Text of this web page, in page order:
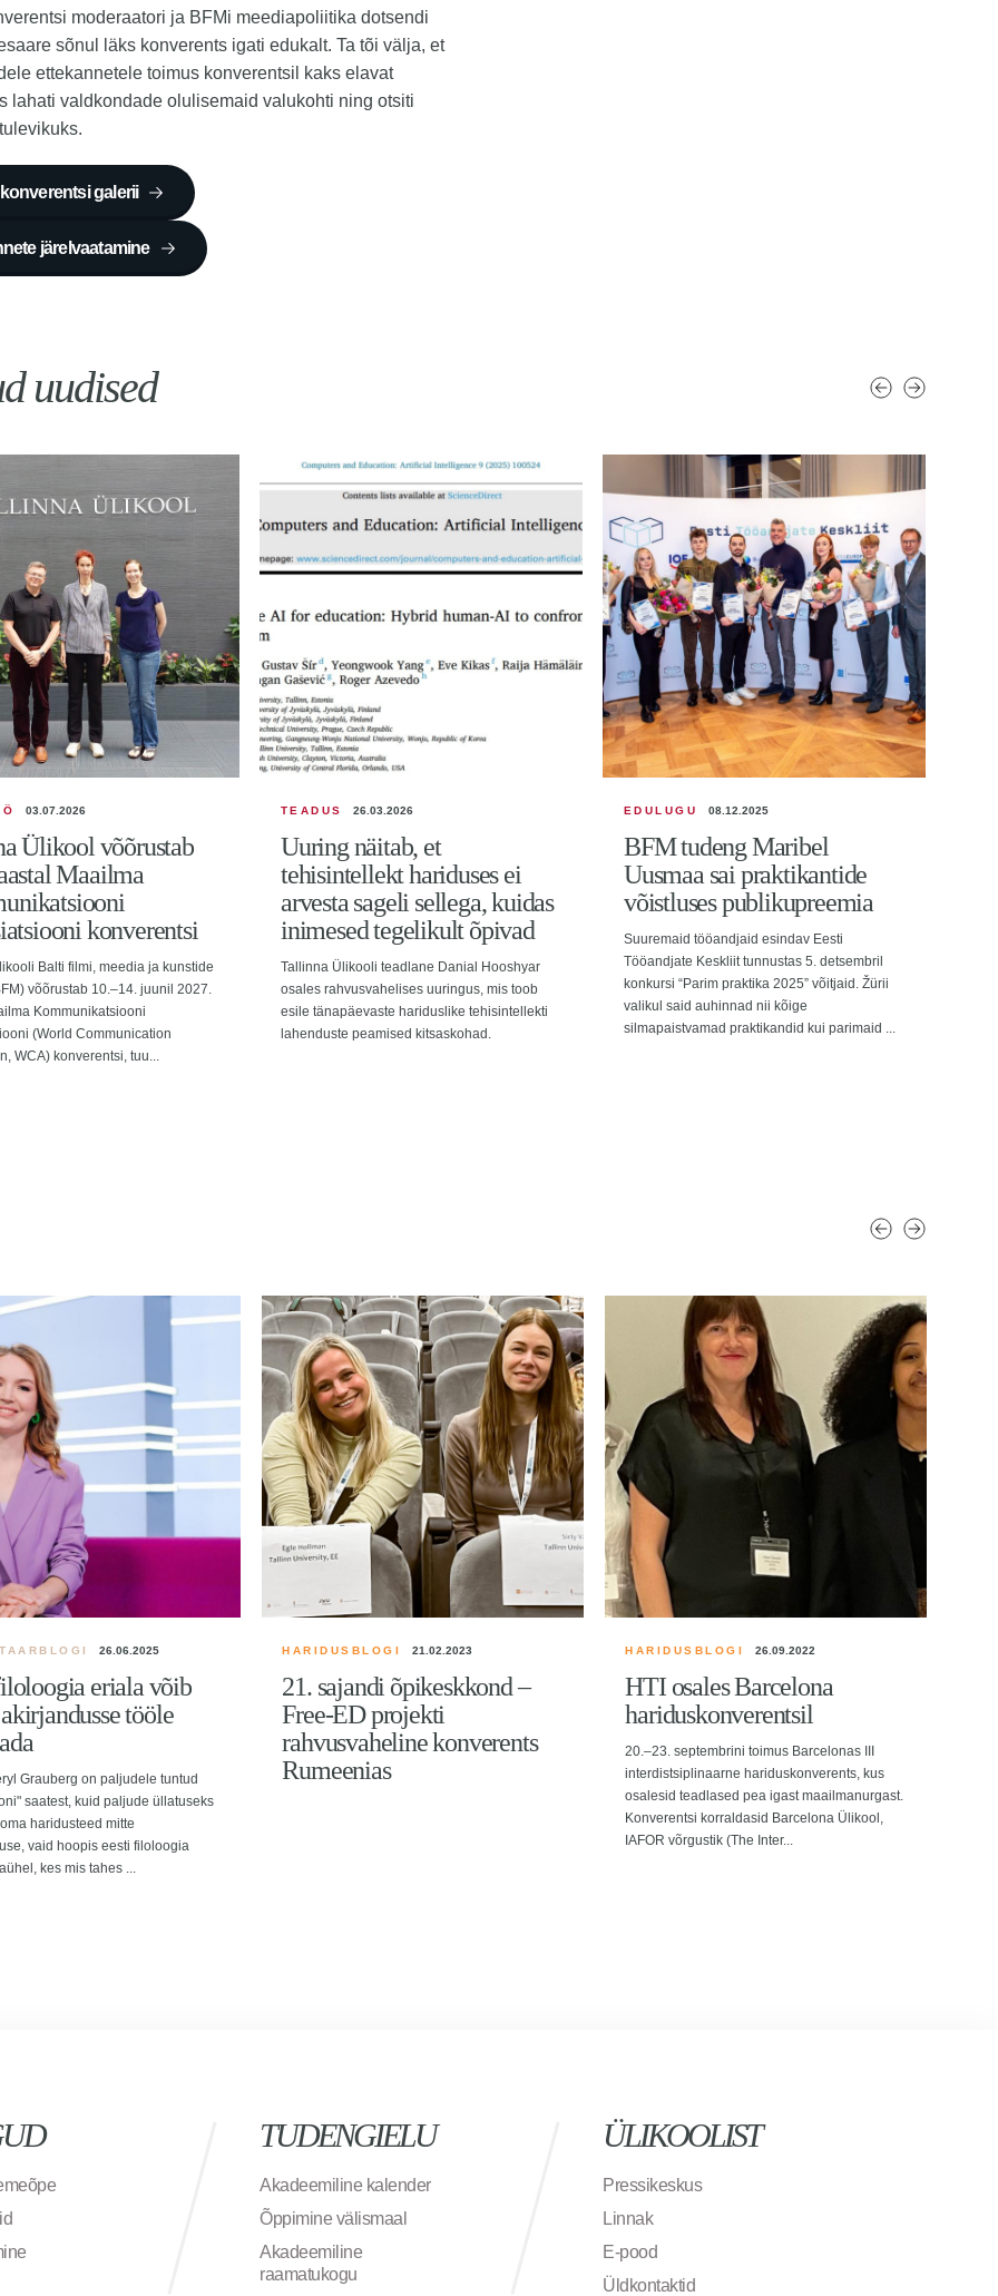
moderaatori ja BFMi meediapoliitika dotsendi
sõnul läks konverents igati edukalt. Ta tõi välja, et
ettekannetele toimus konverentsil kaks elavat
lahati valdkondade olulisemaid valukohti ning otsiti
galerii
järelvaatamine
uudised
03.07.2026
Ülikool võõrustab
Maailma
konverentsi
Balti filmi, meedia ja kunstide
võõrustab 10.–14. juunil 2027.
Kommunikatsiooni
(World Communication
WCA) konverentsi, tuu...
TEADUS 26.03.2026
Uuring näitab, et
tehisintellekt hariduses ei
arvesta sageli sellega, kuidas
inimesed tegelikult õpivad
Tallinna Ülikooli teadlane Danial Hooshyar
osales rahvusvahelises uuringus, mis toob
esile tänapäevaste hariduslike tehisintellekti
lahenduste peamised kitsaskohad.
EDULUGU 08.12.2025
BFM tudeng Maribel
Uusmaa sai praktikantide
võistluses publikupreemia
Suuremaid tööandjaid esindav Eesti
Tööandjate Keskliit tunnustas 5. detsembril
konkursi “Parim praktika 2025” võitjaid. Žürii
valikul said auhinnad nii kõige
silmapaistvamad praktikandid kui parimaid ...
26.06.2025
eriala võib
tööle
Grauberg on paljudele tuntud
saatest, kuid paljude üllatuseks
haridusteed mitte
vaid hoopis eesti filoloogia
kes mis tahes ...
HARIDUSBLOGI 21.02.2023
21. sajandi õpikeskkond –
Free-ED projekti
rahvusvaheline konverents
Rumeenias
HARIDUSBLOGI 26.09.2022
HTI osales Barcelona
hariduskonverentsil
20.–23. septembrini toimus Barcelonas III
interdistsiplinaarne hariduskonverents, kus
osalesid teadlased pea igast maailmanurgast.
Konverentsi korraldasid Barcelona Ülikool,
IAFOR võrgustik (The Inter...
TUDENGIELU
Akadeemiline kalender
Õppimine välismaal
Akadeemiline
raamatukogu
ÜLIKOOLIST
Pressikeskus
Linnak
E-pood
Üldkontaktid